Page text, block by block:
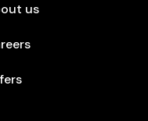
us